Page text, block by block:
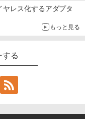
レス化するアダプタ
もっと見る
する